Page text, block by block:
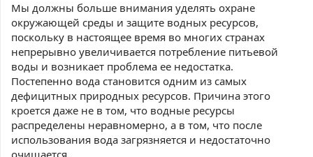
Мы должны больше внимания уделять охране
окружающей среды и защите водных ресурсов,
поскольку в настоящее время во многих странах
непрерывно увеличивается потребление питьевой
воды и возникает проблема ее недостатка.
Постепенно вода становится одним из самых
дефицитных природных ресурсов. Причина этого
кроется даже не в том, что водные ресурсы
распределены неравномерно, а в том, что после
использования вода загрязняется и недостаточно
очищается.